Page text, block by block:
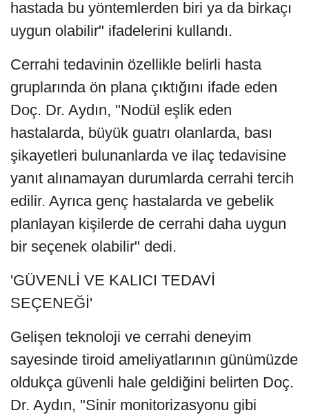
hastada bu yöntemlerden biri ya da birkaçı
uygun olabilir" ifadelerini kullandı.
Cerrahi tedavinin özellikle belirli hasta
gruplarında ön plana çıktığını ifade eden
Doç. Dr. Aydın, "Nodül eşlik eden
hastalarda, büyük guatrı olanlarda, bası
şikayetleri bulunanlarda ve ilaç tedavisine
yanıt alınamayan durumlarda cerrahi tercih
edilir. Ayrıca genç hastalarda ve gebelik
planlayan kişilerde de cerrahi daha uygun
bir seçenek olabilir" dedi.
'GÜVENLİ VE KALICI TEDAVİ
SEÇENEĞİ'
Gelişen teknoloji ve cerrahi deneyim
sayesinde tiroid ameliyatlarının günümüzde
oldukça güvenli hale geldiğini belirten Doç.
Dr. Aydın, "Sinir monitorizasyonu gibi